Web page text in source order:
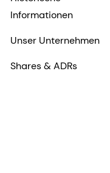
Informationen
Unser Unternehmen
Shares & ADRs